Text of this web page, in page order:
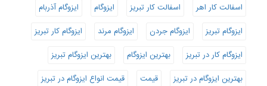
اسفالت کار اهر
اسفالت کار تبریز ایزوگام
ایزوگام آذربام
ایزوگام تبریز
ایزوگام جردن ایزوگام مرند
ایزوگام کار تبریز
ایزوگام کار در تبریز
بهترین ایزوگام
بهترین ایزوگام تبریز
بهترین ایزوگام در تبریز
قیمت
قیمت انواع ایزوگام در تبریز